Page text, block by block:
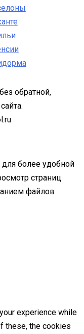
обратной,
более удобной
страниц
файлов
experience while
these, the cookies